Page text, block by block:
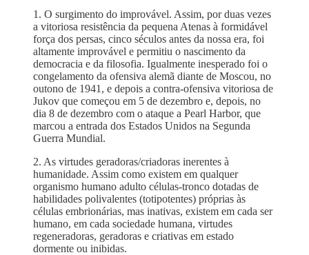
1. O surgimento do improvável. Assim, por duas vezes
a vitoriosa resistência da pequena Atenas à formidável
força dos persas, cinco séculos antes da nossa era, foi
altamente improvável e permitiu o nascimento da
democracia e da filosofia. Igualmente inesperado foi o
congelamento da ofensiva alemã diante de Moscou, no
outono de 1941, e depois a contra-ofensiva vitoriosa de
Jukov que começou em 5 de dezembro e, depois, no
dia 8 de dezembro com o ataque a Pearl Harbor, que
marcou a entrada dos Estados Unidos na Segunda
Guerra Mundial.
2. As virtudes geradoras/criadoras inerentes à
humanidade. Assim como existem em qualquer
organismo humano adulto células-tronco dotadas de
habilidades polivalentes (totipotentes) próprias às
células embrionárias, mas inativas, existem em cada ser
humano, em cada sociedade humana, virtudes
regeneradoras, geradoras e criativas em estado
dormente ou inibidas.